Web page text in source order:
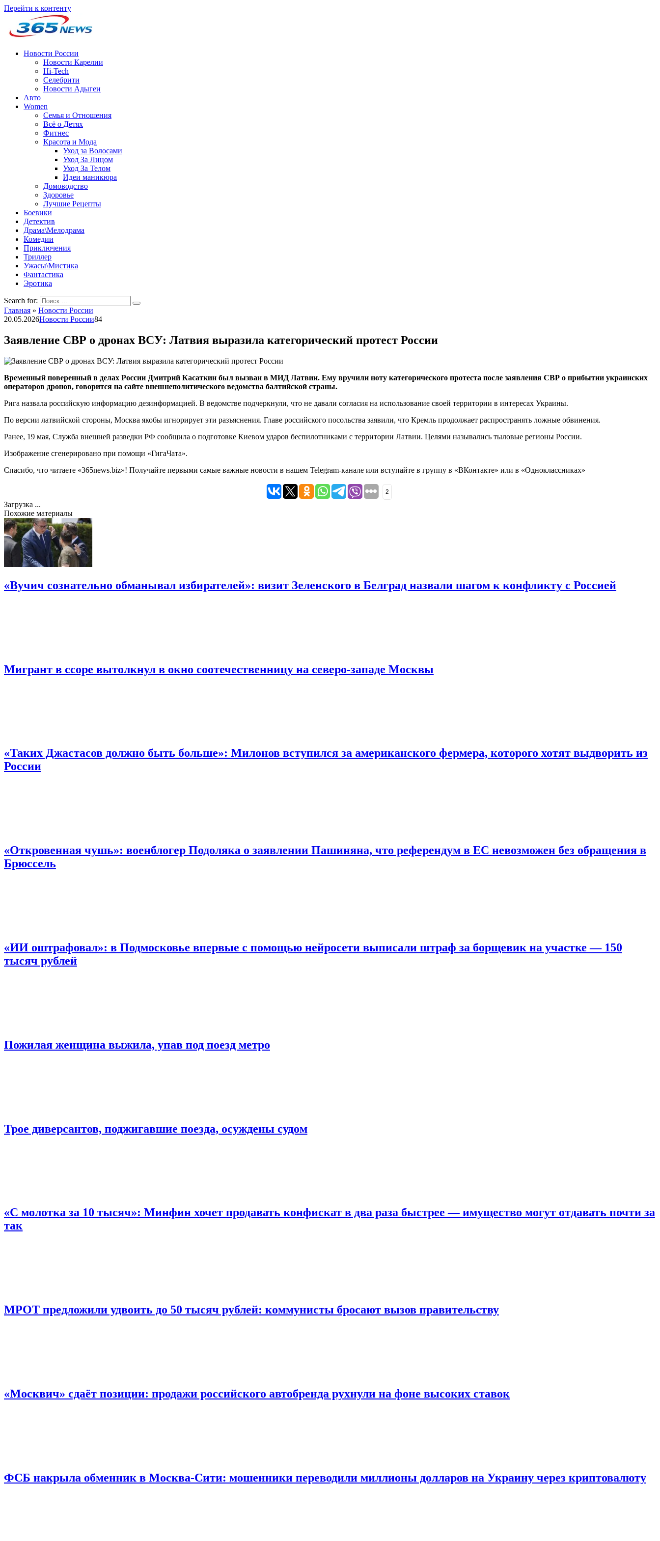
Перейти к контенту
Новости России
Новости Карелии
Hi-Tech
Селебрити
Новости Адыгеи
Авто
Women
Семья и Отношения
Всё о Детях
Фитнес
Красота и Мода
Уход за Волосами
Уход За Лицом
Уход За Телом
Идеи маникюра
Домоводство
Здоровье
Лучшие Рецепты
Боевики
Детектив
Драма\Мелодрама
Комедии
Приключения
Триллер
Ужасы\Мистика
Фантастика
Эротика
Search for:
Главная » Новости России
20.05.2026Новости России84
Заявление СВР о дронах ВСУ: Латвия выразила категорический протест России
Временный поверенный в делах России Дмитрий Касаткин был вызван в МИД Латвии. Ему вручили ноту категорического протеста после заявления СВР о прибытии украинских
операторов дронов, говорится на сайте внешнеполитического ведомства балтийской страны.
Рига назвала российскую информацию дезинформацией. В ведомстве подчеркнули, что не давали согласия на использование своей территории в интересах Украины.
По версии латвийской стороны, Москва якобы игнорирует эти разъяснения. Главе российского посольства заявили, что Кремль продолжает распространять ложные обвинения.
Ранее, 19 мая, Служба внешней разведки РФ сообщила о подготовке Киевом ударов беспилотниками с территории Латвии. Целями назывались тыловые регионы России.
Изображение сгенерировано при помощи «ГигаЧата».
Спасибо, что читаете «365news.biz»! Получайте первыми самые важные новости в нашем Telegram-канале или вступайте в группу в «ВКонтакте» или в «Одноклассниках»
2
Загрузка ...
Похожие материалы
«Вучич сознательно обманывал избирателей»: визит Зеленского в Белград назвали шагом к конфликту с Россией
Мигрант в ссоре вытолкнул в окно соотечественницу на северо-западе Москвы
«Таких Джастасов должно быть больше»: Милонов вступился за американского фермера, которого хотят выдворить из
России
«Откровенная чушь»: военблогер Подоляка о заявлении Пашиняна, что референдум в ЕС невозможен без обращения в
Брюссель
«ИИ оштрафовал»: в Подмосковье впервые с помощью нейросети выписали штраф за борщевик на участке — 150
тысяч рублей
Пожилая женщина выжила, упав под поезд метро
Трое диверсантов, поджигавшие поезда, осуждены судом
«С молотка за 10 тысяч»: Минфин хочет продавать конфискат в два раза быстрее — имущество могут отдавать почти за
так
МРОТ предложили удвоить до 50 тысяч рублей: коммунисты бросают вызов правительству
«Москвич» сдаёт позиции: продажи российского автобренда рухнули на фоне высоких ставок
ФСБ накрыла обменник в Москва-Сити: мошенники переводили миллионы долларов на Украину через криптовалюту